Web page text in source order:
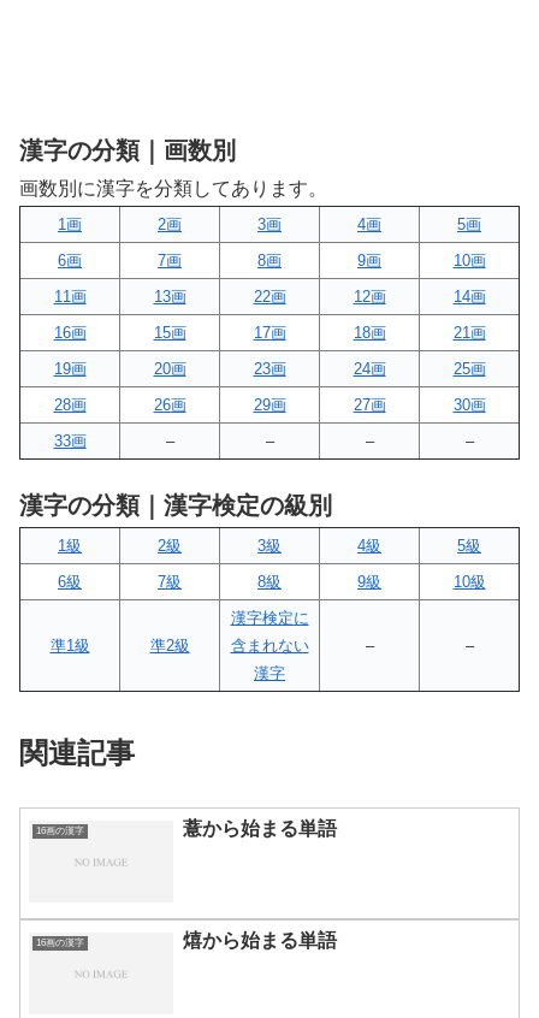
漢字の分類｜画数別
画数別に漢字を分類してあります。
1画 2画 3画 4画
5画
6画
7画 8画 9画
10画
11画
13画 22画 12画
14画
16画
15画 17画 18画
21画
19画
20画 23画 24画
25画
28画
26画 29画 27画
30画
33画
– – – –
漢字の分類｜漢字検定の級別
1級 2級 3級 4級
5級
6級
7級 8級 9級 10級
準1級 準2級
漢字検定に
含まれない
漢字
– –
関連記事
16画の漢字 薏から始まる単語
16画の漢字 熺から始まる単語